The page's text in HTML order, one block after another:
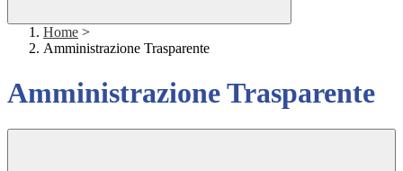
Home >
Amministrazione Trasparente
Amministrazione Trasparente